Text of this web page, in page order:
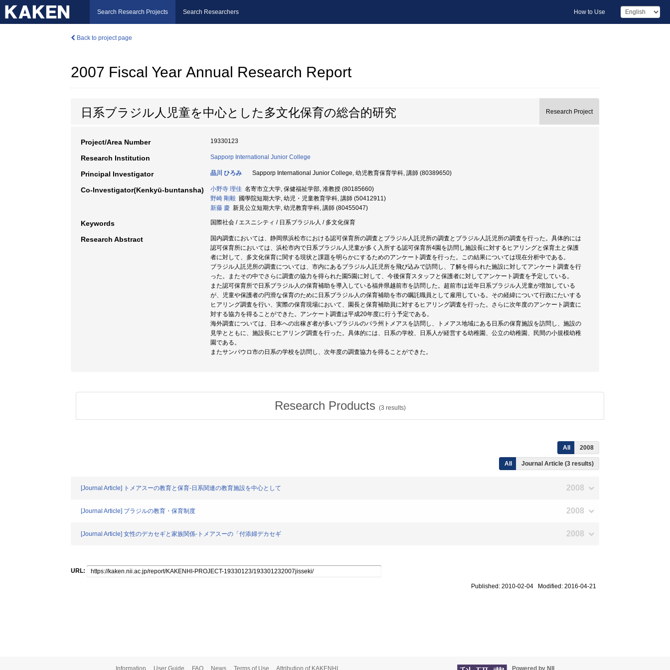
Search Research Projects Search Researchers How to Use
Back to project page
2007 Fiscal Year Annual Research Report
日系ブラジル人児童を中心とした多文化保育の総合的研究 Research Project
Project/Area Number 19330123
Research Institution Sapporp International Junior College
Principal Investigator 品川 ひろみ Sapporp International Junior College, 幼児教育保育学科, 講師 (80389650)
Co-Investigator(Kenkyū-buntansha) 小野寺 理佳 名寄市立大学, 保健福祉学部, 准教授 (80185660)
野崎 剛毅 國學院短期大学, 幼児・児童教育学科, 講師 (50412911)
新藤 慶 新見公立短期大学, 幼児教育学科, 講師 (80455047)
Keywords 国際社会 / エスニシティ / 日系ブラジル人 / 多文化保育
Research Abstract
国内調査においては、静岡県浜松市における認可保育所の調査とブラジル人託児所の調査とブラジル人託児所の調査を行った。具体的には
認可保育所においては、浜松市内で日系ブラジル人児童が多く入所する認可保育所4園を訪問し施設長に対するヒアリングと保育土と保護
者に対して、多文化保育に関する現状と課題を明らかにするためのアンケート調査を行った。この結果については現在分析中である。
ブラジル人託児所の調査については、市内にあるブラジル人託児所を飛び込みで訪問し、了解を得られた施設に対してアンケート調査を行
った。またその中でさらに調査の協力を得られた園5園に対して、今後保育スタッフと保護者に対してアンケート調査を予定している。
また認可保育所で日系ブラジル人の保育補助を導入している福井県越前市を訪問した。超前市は近年日系ブラジル人児童が増加している
が、児童や保護者の円滑な保育のために日系ブラジル人の保育補助を市の嘱託職員として雇用している。その経緯について行政にたいする
ヒアリング調査を行い、実際の保育現場において、園長と保育補助員に対するヒアリング調査を行った。さらに次年度のアンケート調査に
対する協力を得ることができた。アンケート調査は平成20年度に行う予定である。
海外調査については、日本への出稼ぎ者が多いブラジルのパラ州トメアスを訪問し、トメアス地域にある日系の保育施設を訪問し、施設の
見学とともに、施設長にヒアリング調査を行った。具体的には、日系の学校、日系人が経営する幼稚園、公立の幼稚園、民間の小規模幼稚
園である。
またサンパウロ市の日系の学校を訪問し、次年度の調査協力を得ることができた。
Research Products (3 results)
All 2008
All Journal Article (3 results)
[Journal Article] トメアスーの教育と保育-日系関連の教育施設を中心として 2008
[Journal Article] ブラジルの教育・保育制度 2008
[Journal Article] 女性のデカセギと家族関係-トメアスーの「付添婦デカセギ 2008
URL:
Published: 2010-02-04 Modified: 2016-04-21
Information User Guide FAQ News Terms of Use Attribution of KAKENHI Powered by NII